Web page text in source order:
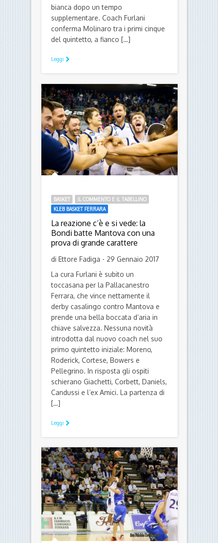
due punti sul difficile campo di
Ravenna per uscire definitivamente
dalla zona calda e guardare con
speranza le posizioni utili per i
non è bastata e i giocatori della
supplementare. Coach Furlani
conferma Molinaro tra i primi cinque
del quintetto, a fianco […]
Leggi
BASKET
IL COMMENTO E IL TABELLINO
KLEB BASKET FERRARA
La reazione c’è e si vede: la
Bondi batte Mantova con una
prova di grande carattere
di Ettore Fadiga - 29 Gennaio 2017
La cura Furlani è subito un
toccasana per la Pallacanestro
Ferrara, che vince nettamente il
derby casalingo contro Mantova e
prende una bella boccata d’aria in
chiave salvezza. Nessuna novità
primo quintetto iniziale: Moreno,
schierano Giachetti, Corbett, Daniels,
Candussi e l’ex Amici. La partenza di
[…]
Leggi